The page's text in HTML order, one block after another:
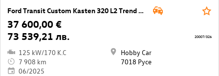
Ford Transit Custom Kasten 320 L2 Trend AWD
37 600,00 €
73 539,21 лв.
125 kW/170 K.C
7 908 km
06/2025
Hobby Car
7018 Русе
20007/326